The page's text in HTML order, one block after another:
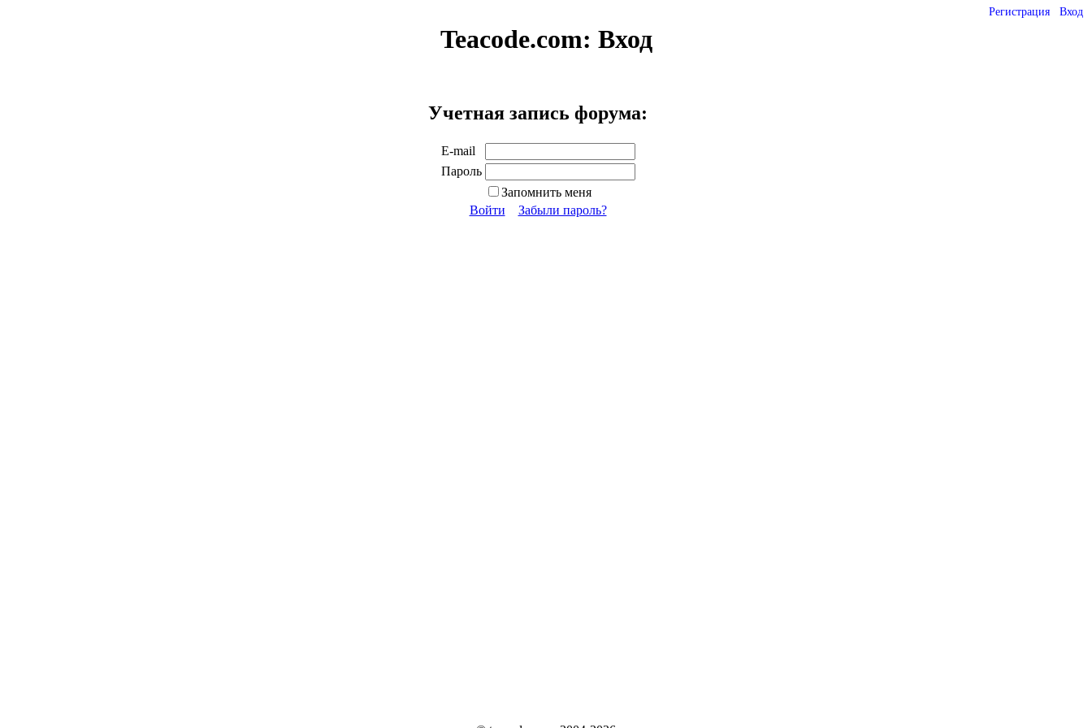
Регистрация Вход
Teacode.com: Вход
Учетная запись форума:
E-mail
Пароль
Запомнить меня
Войти
Забыли пароль?